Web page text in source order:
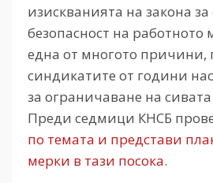
изискванията на закона
безопасност на работното
една от многото причини,
синдикатите от години
за ограничаване на
Преди седмици КНСБ
по темата и представи
мерки в тази посока.